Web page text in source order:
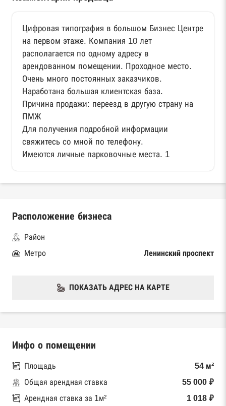
Цифровая типография в большом Бизнес Центре
на первом этаже. Компания 10 лет
располагается по одному адресу в
арендованном помещении. Проходное место.
Очень много постоянных заказчиков.
Наработана большая клиентская база.
Причина продажи: переезд в другую страну на
ПМЖ
Для получения подробной информации
свяжитесь со мной по телефону.
Имеются личные парковочные места. 1
Расположение бизнеса
Район
Метро
Ленинский проспект
ПОКАЗАТЬ АДРЕС НА КАРТЕ
Инфо о помещении
Площадь
54 м²
Общая арендная ставка
55 000 ₽
Арендная ставка за 1м²
1 018 ₽